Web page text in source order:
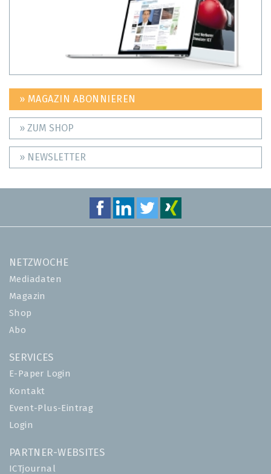
» MAGAZIN ABONNIEREN
» ZUM SHOP
» NEWSLETTER
NETZWOCHE
Mediadaten
Magazin
Shop
Abo
SERVICES
E-Paper Login
Kontakt
Event-Plus-Eintrag
Login
PARTNER-WEBSITES
ICTjournal